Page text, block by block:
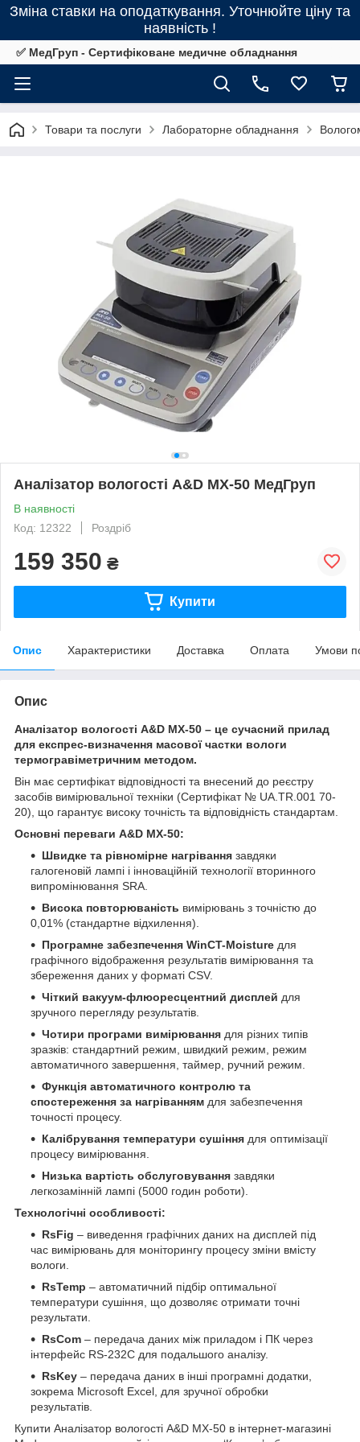
Зміна ставки на оподаткування. Уточнюйте ціну та
наявність !
✅ МедГруп - Сертифіковане медичне обладнання
Товари та послуги Лабораторне обладнання
Аналізатор вологості A&D MX-50 МедГруп
В наявності
Код: 12322
Роздріб
159 350 ₴
Купити
Опис Характеристики Доставка Оплата Умови
Опис
Аналізатор вологості A&D MX-50 – це сучасний прилад
для експрес-визначення масової частки вологи
термогравіметричним методом.
Він має сертифікат відповідності та внесений до реєстру
засобів вимірювальної техніки (Сертифікат № UA.TR.001 70-
20), що гарантує високу точність та відповідність стандартам.
Основні переваги A&D MX-50:
Швидке та рівномірне нагрівання завдяки
галогеновій лампі і інноваційній технології вторинного
випромінювання SRA.
Висока повторюваність вимірювань з точністю до
0,01% (стандартне відхилення).
Програмне забезпечення WinCT-Moisture для
графічного відображення результатів вимірювання та
збереження даних у форматі CSV.
Чіткий вакуум-флюоресцентний дисплей для
зручного перегляду результатів.
Чотири програми вимірювання для різних типів
зразків: стандартний режим, швидкий режим, режим
автоматичного завершення, таймер, ручний режим.
Функція автоматичного контролю та
спостереження за нагріванням для забезпечення
точності процесу.
Калібрування температури сушіння для оптимізації
процесу вимірювання.
Низька вартість обслуговування завдяки
легкозамінній лампі (5000 годин роботи).
Технологічні особливості:
RsFig – виведення графічних даних на дисплей під
час вимірювань для моніторингу процесу зміни вмісту
вологи.
RsTemp – автоматичний підбір оптимальної
температури сушіння, що дозволяє отримати точні
результати.
RsCom – передача даних між приладом і ПК через
інтерфейс RS-232C для подальшого аналізу.
RsKey – передача даних в інші програмні додатки,
зокрема Microsoft Excel, для зручної обробки
результатів.
Купити Аналізатор вологості A&D MX-50 в інтернет-магазині